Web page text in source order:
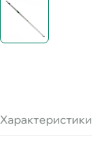
Характеристики